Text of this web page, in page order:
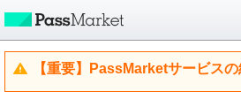
【重要】PassMarketサービス